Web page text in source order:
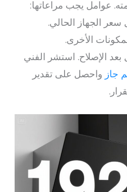
عوامل يجب مراعاتها:
سعر الجهاز الحالي.
الأخرى.
الإصلاح. استشر الفني
جاز واحصل على تقدير